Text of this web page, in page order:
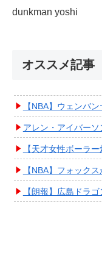
dunkman yoshi
オススメ記事
【NBA】ウェンバンヤマ+フォ
アレン・アイバーソン、23
【天才女性ボーラー爆誕⁉︎】
【NBA】フォックスがSASと
【朗報】広島ドラゴンフライ